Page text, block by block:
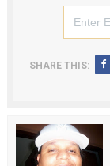
SHARE THIS: